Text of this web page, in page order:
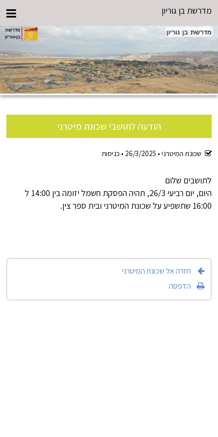
מדרשת בן גוריון
הודעה לתושבי שכונת מיטרני
שכונת המיטרני • 26/3/2025
• כניסות
לתושבים שלום
היום, יום רביעי 26/3, תהיה הפסקת חשמל יזומה בין 14:00 ל
16:00 שתשפיע על שכונת המיטרני ובית ספר צין.
חזרה אל שכונת המיטרני
הדפסה